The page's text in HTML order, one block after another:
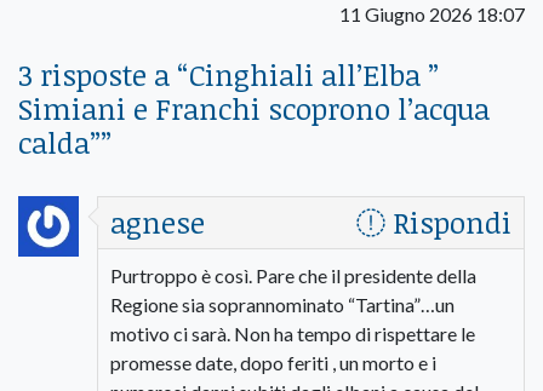
11 Giugno 2026 18:07
3 risposte a “Cinghiali all’Elba ”
Simiani e Franchi scoprono l’acqua
calda””
agnese
Rispondi
Purtroppo è così. Pare che il presidente della
Regione sia soprannominato “Tartina”…un
motivo ci sarà. Non ha tempo di rispettare le
promesse date, dopo feriti , un morto e i